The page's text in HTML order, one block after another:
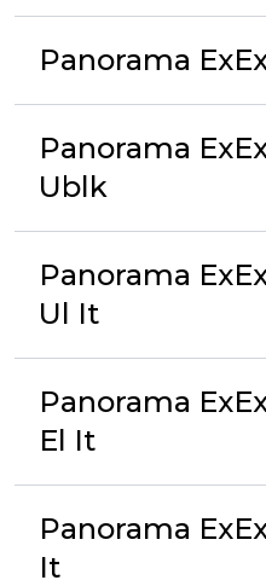
Panorama
Panorama
Ublk
Panorama
Ul It
Panorama
El It
Panorama
It